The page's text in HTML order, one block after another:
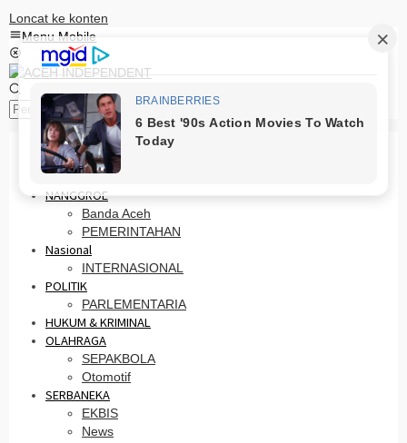
Loncat ke konten
Menu Mobile
HOME
PRO OTONOMI
NANGGROE
Banda Aceh
PEMERINTAHAN
Nasional
INTERNASIONAL
POLITIK
PARLEMENTARIA
HUKUM & KRIMINAL
OLAHRAGA
SEPAKBOLA
Otomotif
SERBANEKA
EKBIS
News